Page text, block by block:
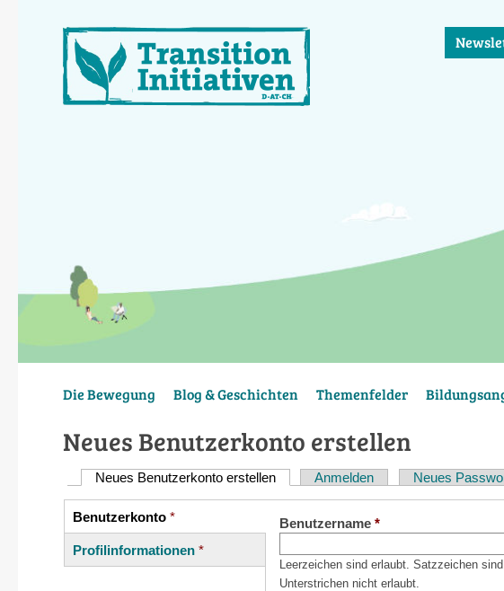
Die Bewegung Blog & Geschichten Themenfelder
Neues Benutzerkonto erstellen
Haupt-
Reiter
Neues Benutzerkonto erstellen(aktiver Reiter)
Anmelden Neues
Vertikale
Reiter
Benutzerkonto *
(aktiver
Reiter)
Profilinformationen *
Benutzername *
Leerzeichen sind erlaubt. Satzzeichen
Unterstrichen nicht erlaubt.